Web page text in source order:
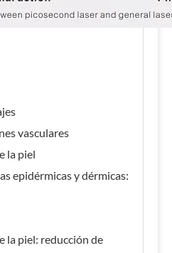
vasculares
la piel
epidérmicas y dérmicas:
la piel: reducción de